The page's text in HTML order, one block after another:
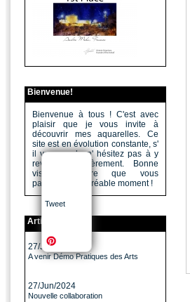
Tweet
Bienvenue!
Bienvenue à tous ! C'est avec
plaisir que je vous invite à
découvrir mes aquarelles. Ce
site est en évolution constante, s'
il vous a plu n' hésitez pas à y
revenir régulièrement. Bonne
visite, j'espère que vous
passerez un agréable moment !
Articles
27/Jun/2024
A venir Démo Pratiques des Arts
27/Jun/2024
Nouvelle collaboration